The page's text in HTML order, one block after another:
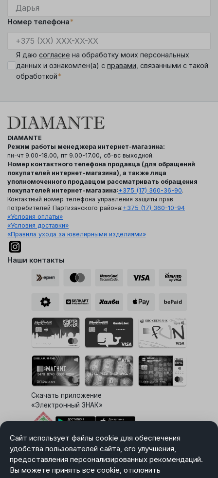
Сайт использует файлы cookie для обеспечения
удобства пользователей сайта, его улучшения,
предоставления персонализированных рекомендаций.
Вы можете принять все cookie, отклонить
Номер телефона*
Я даю согласие на обработку моих персональных
данных и ознакомлен(а) с правами , связанными с такой
обработкой*
DIAMANTE
Режим работы менеджера интернет-магазина:
пн-чт 9.00-18.00, пт 9.00-17.00, сб-вс выходной.
Номер контактного телефона продавца (для обращений
покупателей интернет-магазина), а также лица
уполномоченного продавцом рассматривать обращения
покупателей интернет-магазина:+375 (17) 360-36-90.
Контактный номер телефона управления защиты прав
потребителей Партизанского района:+375 (17) 360-10-94
«Условия оплаты»
«Условия доставки»
«Правила ухода за ювелирными изделиями»
Наши контакты
Скачать приложение
«Электронный ЗНАК»
Выбор настроек Cookie